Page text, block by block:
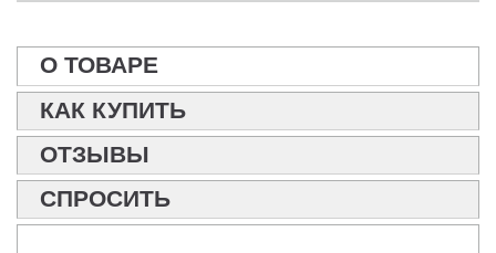
О ТОВАРЕ
КАК КУПИТЬ
ОТЗЫВЫ
СПРОСИТЬ